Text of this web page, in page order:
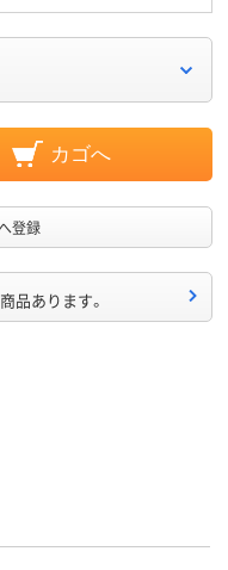
カゴへ
登録
商品あります。